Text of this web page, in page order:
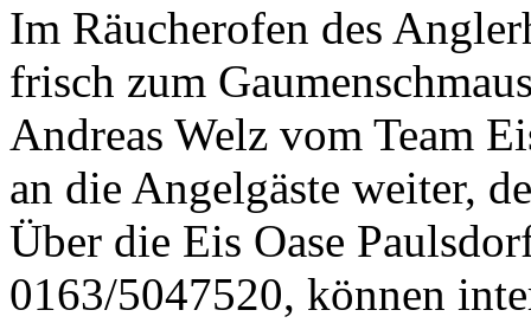
Im Räucherofen des
frisch zum
Andreas Welz vom Team
an die Angelgäste weiter,
Über die Eis Oase
0163/5047520, können